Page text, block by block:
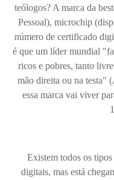
teólogos? A marca da
Pessoal), microchip
número de certificado
é que um líder mundial
ricos e pobres, tanto
mão direita ou na testa"
essa marca vai viver
Existem todos os
digitais, mas está